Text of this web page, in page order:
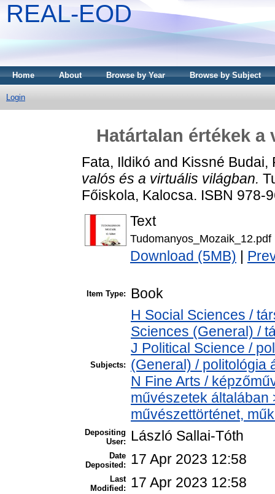
REAL-EOD
Home About Browse by Year Browse by Subject
Login
Határtalan értékek
Fata, Ildikó and Kissné Budai,
valós és a virtuális világban.
Főiskola, Kalocsa. ISBN 978-
Text
Tudomanyos_Mozaik_12.pdf
Download (5MB)
Item Type: Book
Subjects:
H Social Sciences /
Sciences (General) /
J Political Science /
(General) / politológia
N Fine Arts /
művészetek általában
művészettörténet,
Depositing
User:
László Sallai-Tóth
Date
Deposited:
17 Apr 2023 12:58
Last
Modified:
17 Apr 2023 12:58